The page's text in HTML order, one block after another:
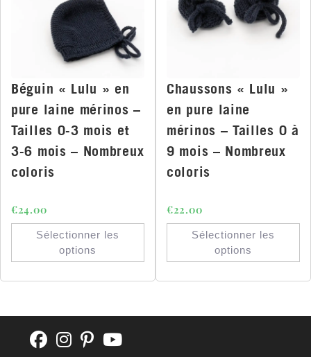
Béguin « Lulu » en
pure laine mérinos –
Tailles 0-3 mois et
3-6 mois – Nombreux
coloris
€24.00
Sélectionner les
options
Chaussons « Lulu »
en pure laine
mérinos – Tailles 0 à
9 mois – Nombreux
coloris
€22.00
Sélectionner les
options